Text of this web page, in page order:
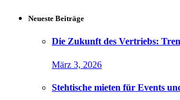
Neueste Beiträge
Die Zukunft des Vertriebs:
März 3, 2026
Stehtische mieten für Events